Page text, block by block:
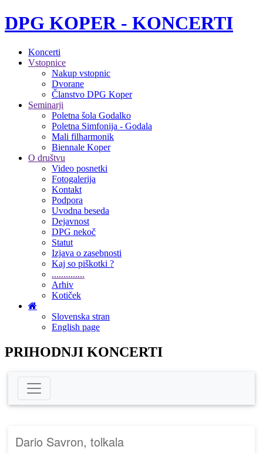
DPG KOPER - KONCERTI
Koncerti
Vstopnice
Nakup vstopnic
Dvorane
Članstvo DPG Koper
Seminarji
Poletna šola Godalko
Poletna Simfonija - Godala
Mali filharmonik
Biennale Koper
O društvu
Video posnetki
Fotogalerija
Kontakt
Podpora
Uvodna beseda
Dejavnost
DPG nekoč
Statut
Izjava o zasebnosti
Kaj so piškotki ?
..............
Arhiv
Kotiček
Slovenska stran
English page
PRIHODNJI KONCERTI
Dario Savron, tolkala